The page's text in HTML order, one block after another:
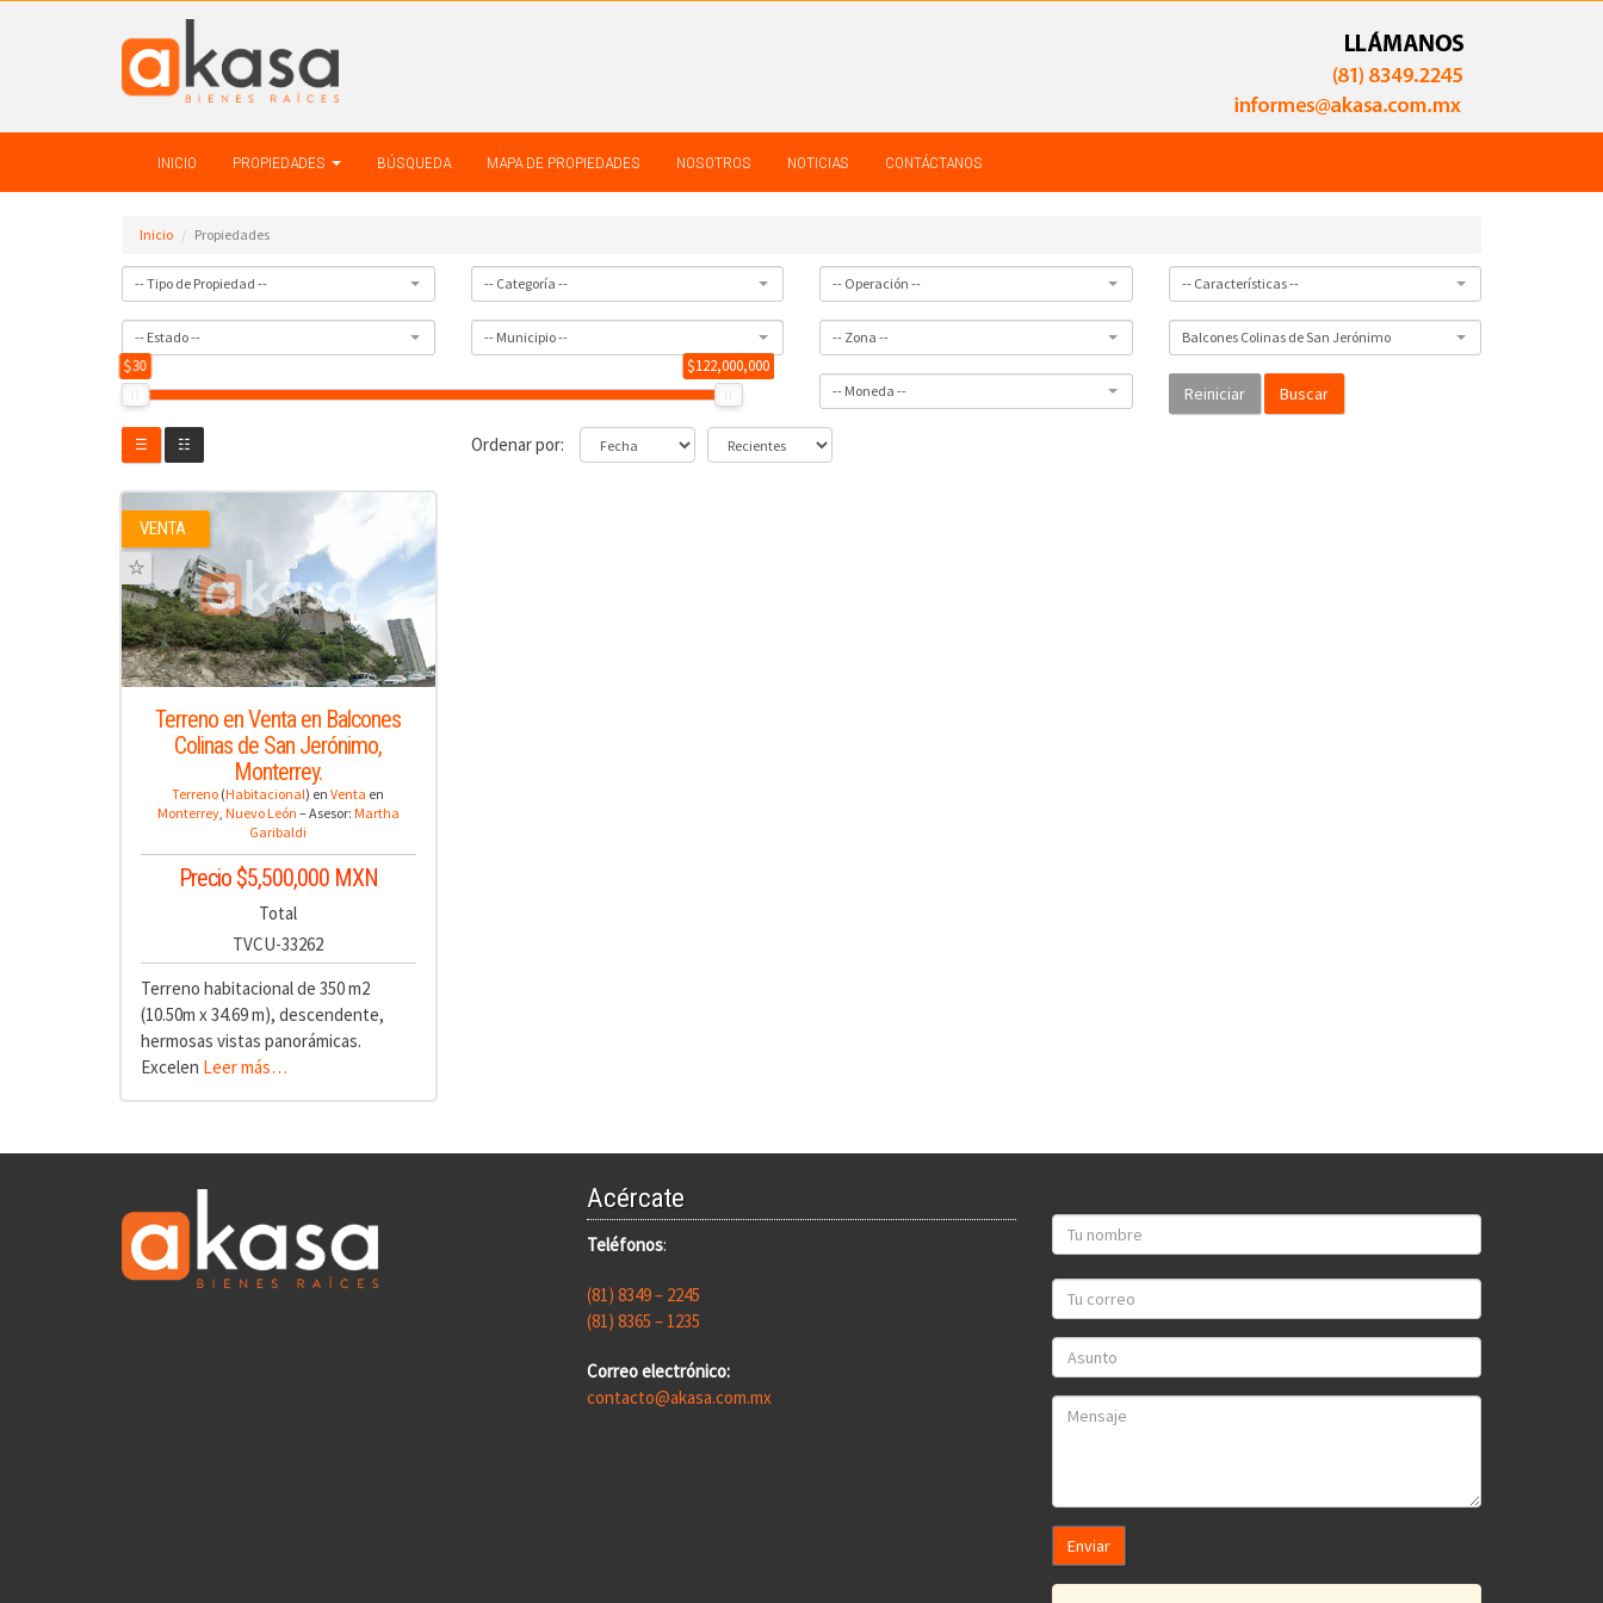
INICIO PROPIEDADES BÚSQUEDA MAPA DE PROPIEDADES NOSOTROS NOTICIAS CONTÁCTANOS
Inicio Propiedades
-- Tipo de Propiedad -- -- Categoría -- -- Operación -- -- Características --
-- Estado -- -- Municipio -- -- Zona -- Balcones Colinas de San Jerónimo
$30 $122,000,000
-- Moneda -- Buscar
☰ ☷ Ordenar por:
VENTA
Terreno en Venta en Balcones
Colinas de San Jerónimo,
Monterrey.
Terreno (Habitacional) enVenta en
Monterrey, Nuevo León – Asesor: Martha
Garibaldi
Precio $5,500,000 MXN
Total
TVCU-33262
Terreno habitacional de 350 m2
(10.50m x 34.69 m), descendente,
hermosas vistas panorámicas.
Excelen Leer más…
Acércate
Teléfonos:
(81) 8349 – 2245
(81) 8365 – 1235
Correo electrónico:
contacto@akasa.com.mx